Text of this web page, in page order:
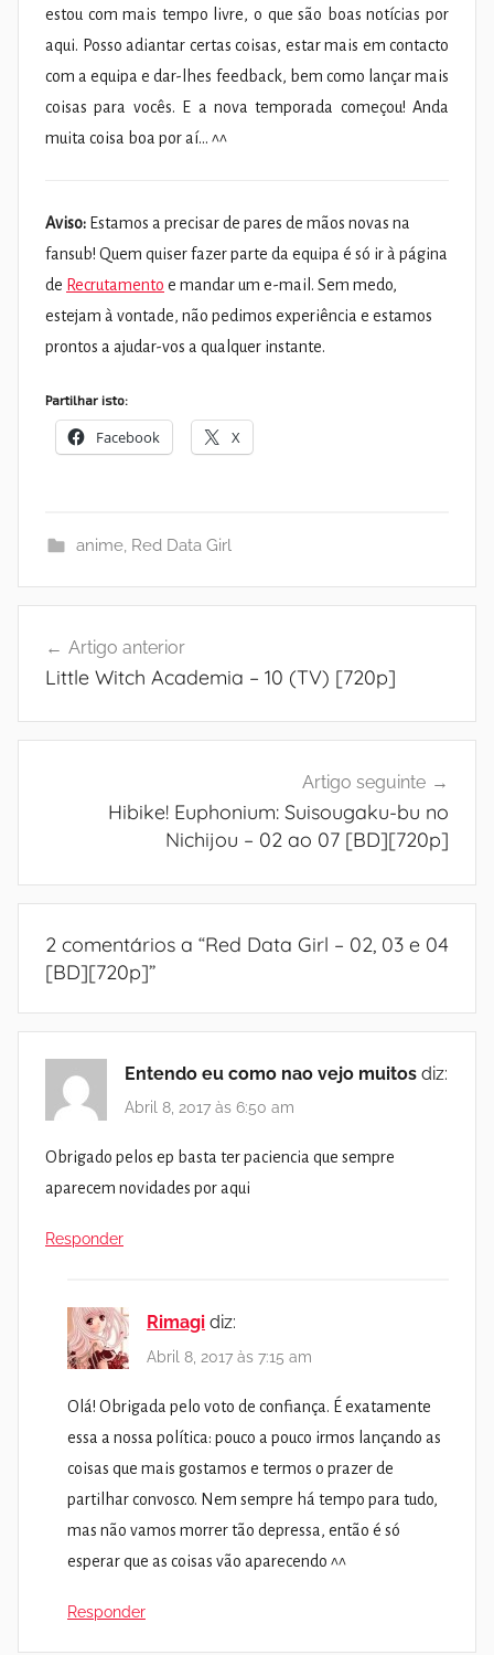
estou com mais tempo livre, o que são boas notícias por
aqui. Posso adiantar certas coisas, estar mais em contacto
com a equipa e dar-lhes feedback, bem como lançar mais
coisas para vocês. E a nova temporada começou! Anda
muita coisa boa por aí… ^^
Aviso: Estamos a precisar de pares de mãos novas na
fansub! Quem quiser fazer parte da equipa é só ir à página
de Recrutamento e mandar um e-mail. Sem medo,
estejam à vontade, não pedimos experiência e estamos
prontos a ajudar-vos a qualquer instante.
Partilhar isto:
Facebook X
anime, Red Data Girl
de
Artigo anterior
Little Witch Academia – 10 (TV) [720p]
Artigo seguinte
Hibike! Euphonium: Suisougaku-bu no
Nichijou – 02 ao 07 [BD][720p]
2 comentários a “Red Data Girl – 02, 03 e 04
[BD][720p]”
Entendo eu como nao vejo muitos diz:
Abril 8, 2017 às 6:50 am
Obrigado pelos ep basta ter paciencia que sempre
aparecem novidades por aqui
Responder
Rimagi diz:
Abril 8, 2017 às 7:15 am
Olá! Obrigada pelo voto de confiança. É exatamente
essa a nossa política: pouco a pouco irmos lançando as
coisas que mais gostamos e termos o prazer de
partilhar convosco. Nem sempre há tempo para tudo,
mas não vamos morrer tão depressa, então é só
esperar que as coisas vão aparecendo ^^
Responder